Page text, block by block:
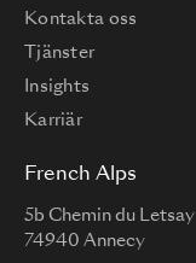
Kontakta oss
Tjänster
Insights
Karriär
French Alps
5b Chemin du Letsay
74940 Annecy